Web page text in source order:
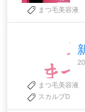
まつ毛美容液
まつ毛美容液
スカルプD